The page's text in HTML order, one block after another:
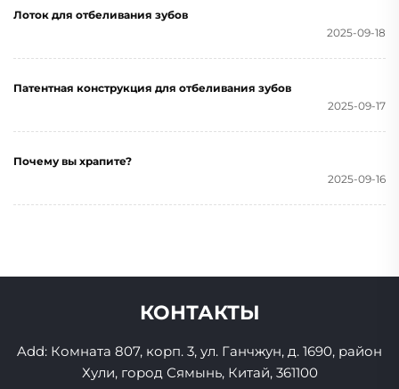
Лоток для отбеливания зубов
2025-09-18
Патентная конструкция для отбеливания зубов
2025-09-17
Почему вы храпите?
2025-09-16
КОНТАКТЫ
Add: Комната 807, корп. 3, ул. Ганчжун, д. 1690, район
Хули, город Сямынь, Китай, 361100